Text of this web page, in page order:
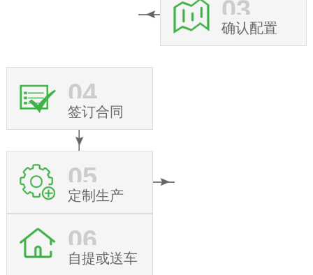
03
确认配置
04
签订合同
05
定制生产
06
自提或送车